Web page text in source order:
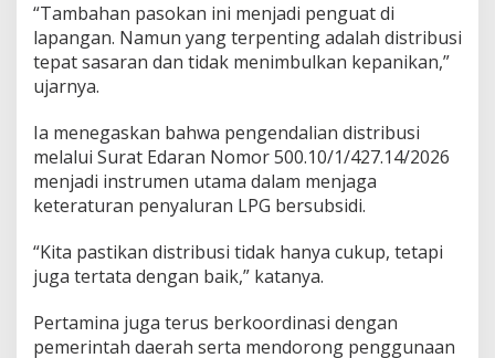
“Tambahan pasokan ini menjadi penguat di
lapangan. Namun yang terpenting adalah distribusi
tepat sasaran dan tidak menimbulkan kepanikan,”
ujarnya.
Ia menegaskan bahwa pengendalian distribusi
melalui Surat Edaran Nomor 500.10/1/427.14/2026
menjadi instrumen utama dalam menjaga
keteraturan penyaluran LPG bersubsidi.
“Kita pastikan distribusi tidak hanya cukup, tetapi
juga tertata dengan baik,” katanya.
Pertamina juga terus berkoordinasi dengan
pemerintah daerah serta mendorong penggunaan